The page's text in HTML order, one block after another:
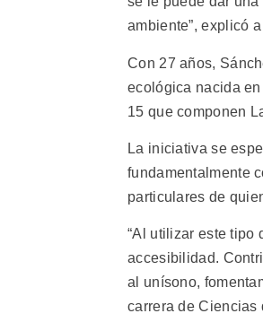
ambiente”, explicó
Con 27 años,
ecológica nacida
15 que componen
La iniciativa se
fundamentalmente
particulares de
“Al utilizar este tipo
accesibilidad.
al unísono,
carrera de Ciencias